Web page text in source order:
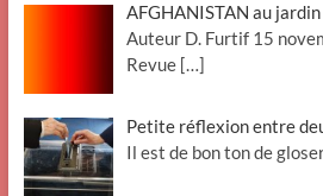
AFGHANISTAN au
Auteur D. Furtif 15
Revue […]
Petite réflexion entre
Il est de bon ton de